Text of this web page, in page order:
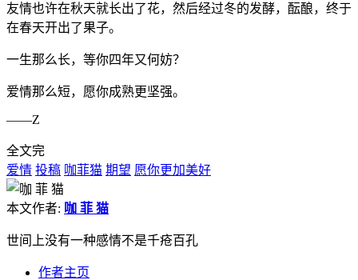
友情也许在秋天就长出了花，然后经过冬的发酵，酝酿，终于
在春天开出了果子。
一生那么长，等你四年又何妨？
爱情那么短，愿你成熟更坚强。
――Z
全文完
爱情 投稿 咖菲猫 期望 愿你更加美好
本文作者: 咖 菲 猫
世间上没有一种感情不是千疮百孔
作者主页